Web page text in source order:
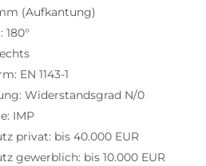
(Aufkantung)
EN 1143-1
Widerstandsgrad N/0
IMP
privat: bis 40.000 EUR
gewerblich: bis 10.000 EUR